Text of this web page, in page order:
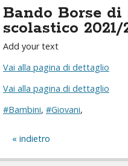
Bando Borse
scolastico 2021/
Add your text
Vai alla pagina di dettaglio
Vai alla pagina di dettaglio
#Bambini, #Giovani,
indietro